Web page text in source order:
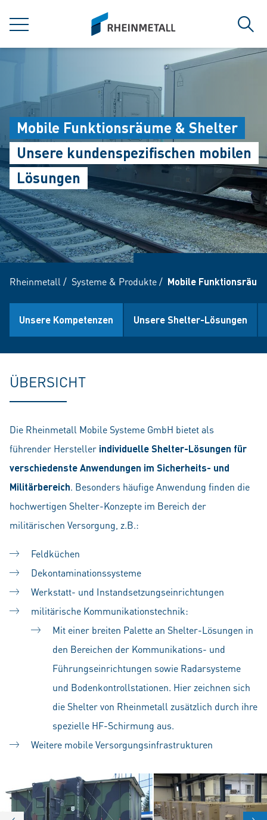
MENÜ
siteLogo
Mobile Funktionsräume & Shelter
Unsere kundenspezifischen mobilen
Lösungen
Rheinmetall / Systeme & Produkte/ Mobile
Unsere Kompetenzen Unsere Shelter-Lösungen
ÜBERSICHT
Die Rheinmetall Mobile Systeme GmbH bietet als
führender Hersteller individuelle Shelter-Lösungen für
verschiedenste Anwendungen im Sicherheits- und
Militärbereich. Besonders häufige Anwendung finden die
hochwertigen Shelter-Konzepte im Bereich der
militärischen Versorgung, z.B.:
Feldküchen
Dekontaminationssysteme
Werkstatt- und Instandsetzungseinrichtungen
militärische Kommunikationstechnik:
Mit einer breiten Palette an Shelter-Lösungen in
den Bereichen der Kommunikations- und
Führungseinrichtungen sowie Radarsysteme
und Bodenkontrollstationen. Hier zeichnen sich
die Shelter von Rheinmetall zusätzlich durch ihre
spezielle HF-Schirmung aus.
Weitere mobile Versorgungsinfrastrukturen